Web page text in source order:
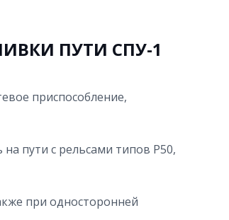
ПУТИ СПУ-1
приспособление,
пути с рельсами типов Р50,
при односторонней